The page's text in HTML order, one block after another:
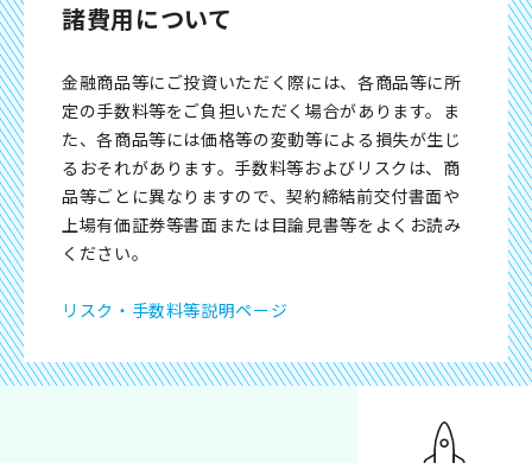
諸費用について
金融商品等にご投資いただく際には、各商品等に所
定の手数料等をご負担いただく場合があります。ま
た、各商品等には価格等の変動等による損失が生じ
るおそれがあります。手数料等およびリスクは、商
品等ごとに異なりますので、契約締結前交付書面や
上場有価証券等書面または目論見書等をよくお読み
ください。
リスク・手数料等説明ページ